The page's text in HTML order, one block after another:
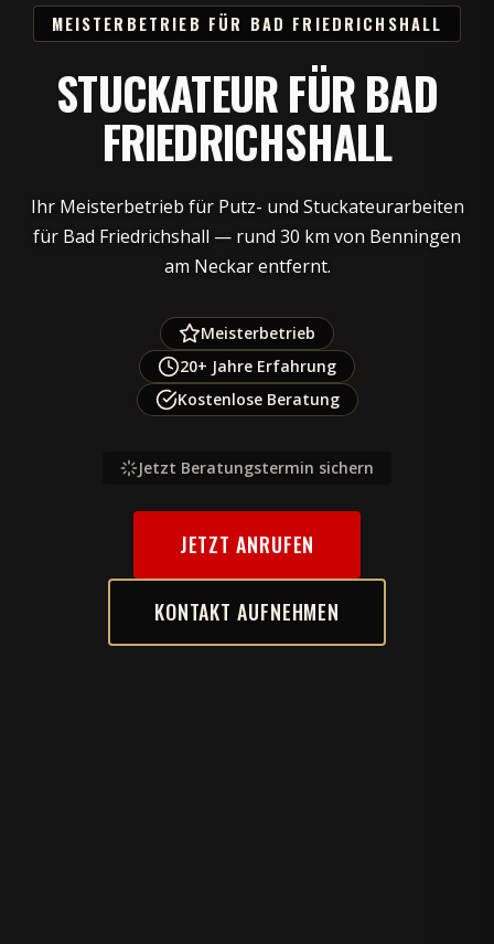
MEISTERBETRIEB FÜR BAD FRIEDRICHSHALL
STUCKATEUR FÜR BAD
FRIEDRICHSHALL
Ihr Meisterbetrieb für Putz- und Stuckateurarbeiten
für Bad Friedrichshall — rund 30 km von Benningen
am Neckar entfernt.
Meisterbetrieb
20+ Jahre Erfahrung
Kostenlose Beratung
Jetzt Beratungstermin sichern
JETZT ANRUFEN
KONTAKT AUFNEHMEN